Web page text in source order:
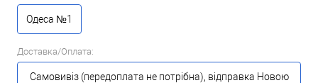
Одеса №1
Доставка/Оплата:
Самовивіз (передоплата не потрібна), відправка Новою